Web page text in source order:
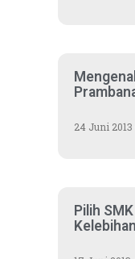
24 Juni 2013
Pilih